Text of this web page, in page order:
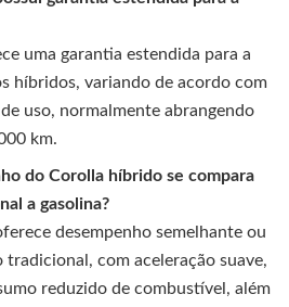
uma garantia estendida para a
híbridos, variando de acordo com
uso, normalmente abrangendo
km.
do Corolla híbrido se compara
a gasolina?
desempenho semelhante ou
tradicional, com aceleração suave,
reduzido de combustível, além